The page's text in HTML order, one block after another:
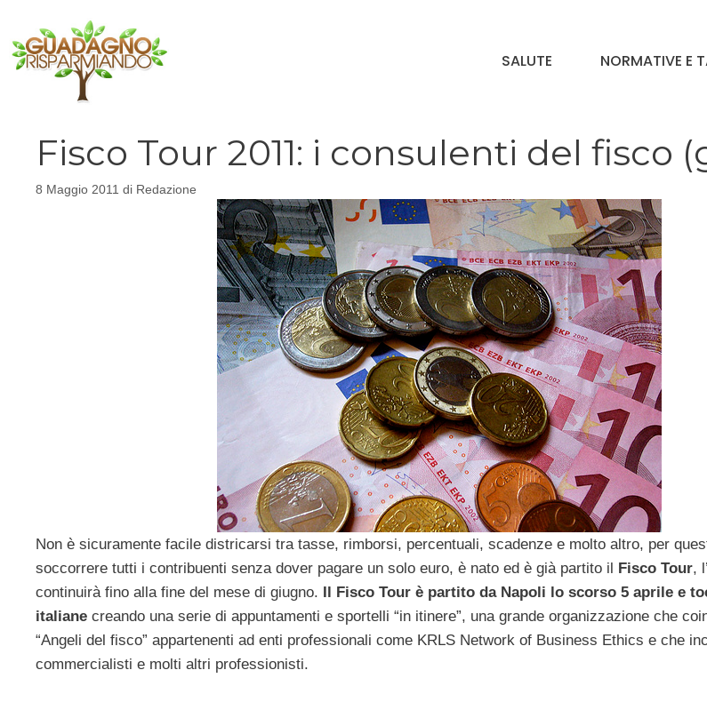
contenuto
SALUTE NORMATIVE E
Fisco Tour 2011: i consulenti del fisco
8 Maggio 2011 di Redazione
Non è sicuramente facile districarsi tra tasse, rimborsi, percentuali, scadenze e molto altro, per
soccorrere tutti i contribuenti senza dover pagare un solo euro, è nato ed è già partito il
Fisco Tour,
continuirà fino alla fine del mese di giugno.
Il Fisco Tour è partito da Napoli lo scorso 5 aprile e
italiane creando una serie di appuntamenti e sportelli “in itinere”, una grande organizzazione che
“Angeli del fisco” appartenenti ad enti professionali come KRLS Network of Business Ethics e che
commercialisti e molti altri professionisti.